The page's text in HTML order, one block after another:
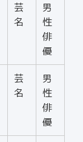
芸
名
男
性
俳
優
芸
名
男
性
俳
優